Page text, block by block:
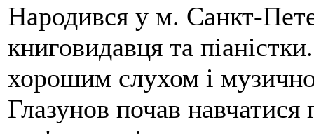
Народився у м. Санкт-
книговидавця та
хорошим слухом і
Глазунов почав навчатися